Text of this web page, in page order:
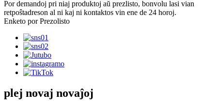
Por demandoj pri niaj produktoj aŭ prezlisto, bonvolu lasi vian
retpoŝtadreson al ni kaj ni kontaktos vin ene de 24 horoj.
Enketo por Prezolisto
plej novaj novaĵoj